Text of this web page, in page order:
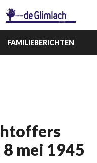
FAMILIEBERICHTEN
mei 1945